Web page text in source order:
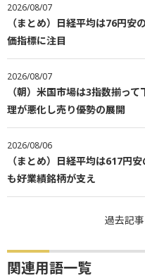
2026/08/07
（まとめ）日経平均は76円
価指標に注目
2026/08/07
（朝）米国市場は3指数揃っ
理が悪化し売り優勢の展開
2026/08/06
（まとめ）日経平均は617円
も好業績銘柄が支え
過去記
関連用語一覧